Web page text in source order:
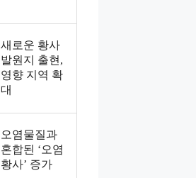
새로운 황사
발원지 출현,
영향 지역 확
대
오염물질과
혼합된 ‘오염
황사’ 증가